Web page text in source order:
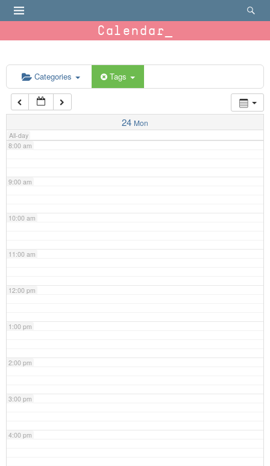
Calendar
Categories Tags
24 Mon
All-day
6:00 am
7:00 am
8:00 am
9:00 am
10:00 am
11:00 am
12:00 pm
1:00 pm
2:00 pm
3:00 pm
4:00 pm